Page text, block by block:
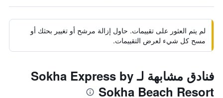
لم يتم العثور على تقييمات. حاول إزالة مرشح أو تغيير بحثك أو
مسح كل شيء لعرض التقييمات.
فنادق مشابهة لـ Sokha Express by
Sokha Beach Resort